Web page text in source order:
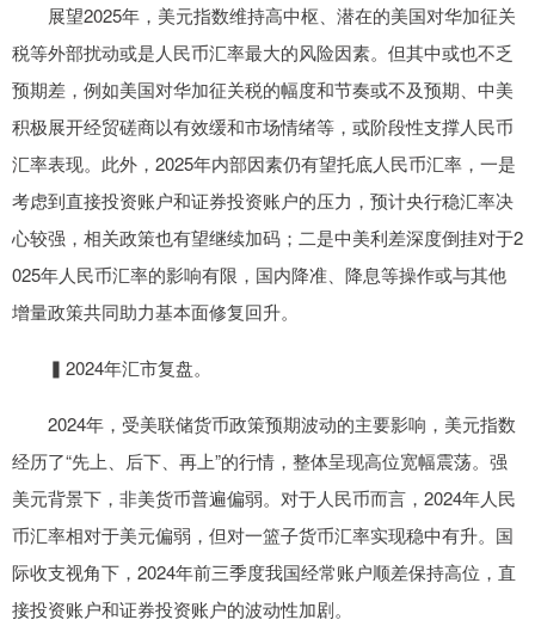
展望2025年，美元指数维持高中枢、潜在的美国对华加征关
税等外部扰动或是人民币汇率最大的风险因素。但其中或也不乏
预期差，例如美国对华加征关税的幅度和节奏或不及预期、中美
积极展开经贸磋商以有效缓和市场情绪等，或阶段性支撑人民币
汇率表现。此外，2025年内部因素仍有望托底人民币汇率，一是
考虑到直接投资账户和证券投资账户的压力，预计央行稳汇率决
心较强，相关政策也有望继续加码；二是中美利差深度倒挂对于2
025年人民币汇率的影响有限，国内降准、降息等操作或与其他
增量政策共同助力基本面修复回升。
▍2024年汇市复盘。
2024年，受美联储货币政策预期波动的主要影响，美元指数
经历了“先上、后下、再上”的行情，整体呈现高位宽幅震荡。强
美元背景下，非美货币普遍偏弱。对于人民币而言，2024年人民
币汇率相对于美元偏弱，但对一篮子货币汇率实现稳中有升。国
际收支视角下，2024年前三季度我国经常账户顺差保持高位，直
接投资账户和证券投资账户的波动性加剧。